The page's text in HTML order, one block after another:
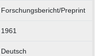
Forschungsbericht/Preprint
1961
Deutsch